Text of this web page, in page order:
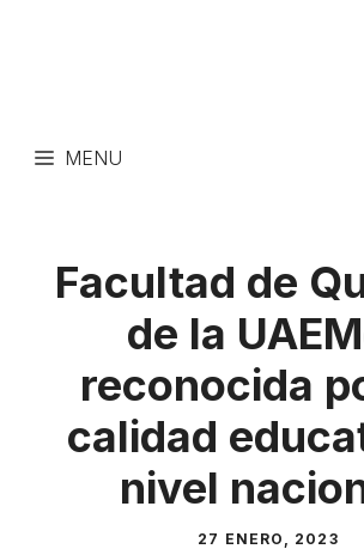
MENU
Facultad de
de la
reconocida
calidad
nivel
27 ENERO, 2023